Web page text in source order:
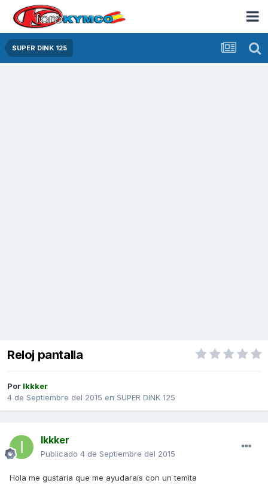
SUPER DINK 125
Reloj pantalla
Por Ikkker
4 de Septiembre del 2015 en SUPER DINK 125
Ikkker
Publicado 4 de Septiembre del 2015
Hola me gustaria que me ayudarais con un temita